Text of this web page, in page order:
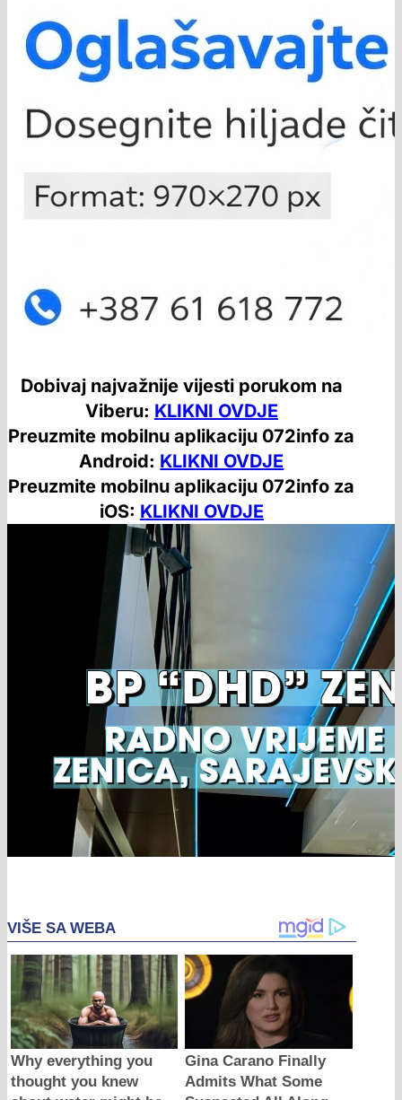
Dobivaj najvažnije vijesti porukom na
Viberu: KLIKNI OVDJE
Preuzmite mobilnu aplikaciju 072info za
Android: KLIKNI OVDJE
Preuzmite mobilnu aplikaciju 072info za
iOS: KLIKNI OVDJE